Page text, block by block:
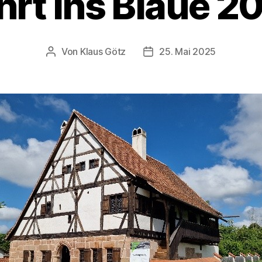
Beitragsautor
Von Klaus Götz Veröffentlichungsdatum
25. Mai 2025